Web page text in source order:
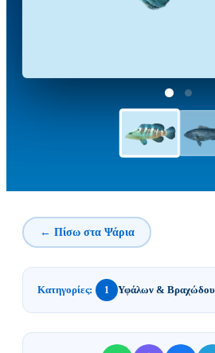
← Πίσω στα Ψάρια
Κατηγορίες: 1 Υφάλων &